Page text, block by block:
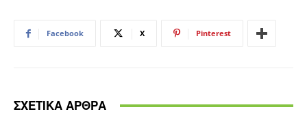
Facebook X Pinterest
ΣΧΕΤΙΚΑ ΑΡΘΡΑ